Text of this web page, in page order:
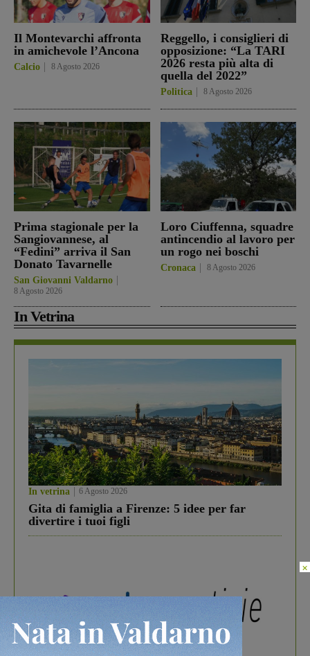
Il Montevarchi affronta
in amichevole l’Ancona
Calcio 8 Agosto 2026
Reggello, i consiglieri di
opposizione: “La TARI
2026 resta più alta di
quella del 2022”
Politica 8 Agosto 2026
Prima stagionale per la
Sangiovannese, al
“Fedini” arriva il San
Donato Tavarnelle
San Giovanni Valdarno
8 Agosto 2026
Loro Ciuffenna, squadre
antincendio al lavoro per
un rogo nei boschi
Cronaca 8 Agosto 2026
In Vetrina
In vetrina 6 Agosto 2026
Gita di famiglia a Firenze: 5 idee per far
divertire i tuoi figli
×